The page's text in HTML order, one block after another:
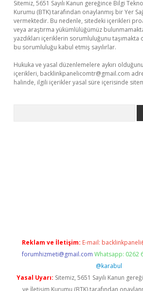
Sitemiz, 5651 Sayılı Kanun gereğince Bilgi
Kurumu (BTK) tarafından onaylanmış bir Yer
vermektedir. Bu nedenle, sitedeki içerikleri
veya araştırma yükümlülüğümüz
yazdıkları içeriklerin sorumluluğunu
bu sorumluluğu kabul etmiş sayılırlar.
Hukuka ve yasal düzenlemelere aykırı
içerikleri, backlinkpanelicomtr@gmail.com
halinde, ilgili içerikler yasal süre içerisinde
Reklam ve İletişim: E-mail:
forumhizmeti@gmail.com Whatsapp: 0262
@karabul
Yasal Uyarı: Sitemiz, 5651 Sayılı Kanun
ve İletişim Kurumu (BTK) tarafından